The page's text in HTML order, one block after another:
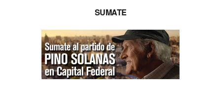
SUMATE